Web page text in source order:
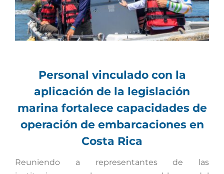
Personal vinculado con la
aplicación de la legislación
marina fortalece capacidades de
operación de embarcaciones en
Costa Rica
Reuniendo a representantes de las